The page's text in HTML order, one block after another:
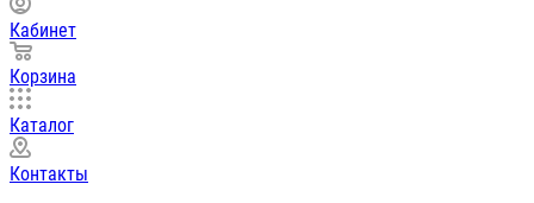
Кабинет
Корзина
Каталог
Контакты